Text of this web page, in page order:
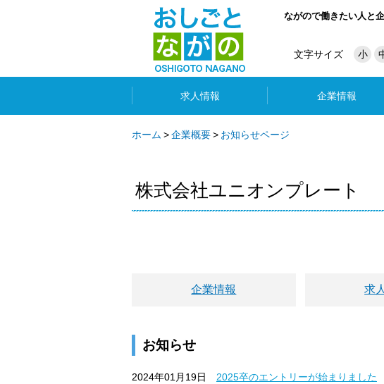
ながので働きたい人と
文字サイズ 小
求人情報 企業情報
ホーム 企業概要 お知らせページ
株式会社ユニオンプレート
企業情報 求
お知らせ
2024年01月19日 2025卒のエントリーが始まりました